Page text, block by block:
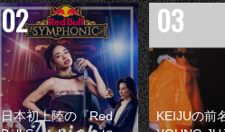
日本初上陸の『Red
KEIJUの前